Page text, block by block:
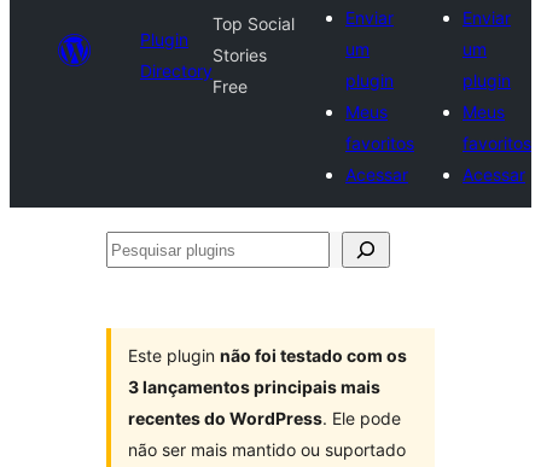
Plugin
Directory
Top Social
Stories
Free
Enviar
um
plugin
Meus
favoritos
Acessar
Enviar
um
plugin
Meus
favoritos
Acessar
Pesquisar
Este plugin não foi testado com os
3 lançamentos principais mais
recentes do WordPress. Ele pode
não ser mais mantido ou suportado